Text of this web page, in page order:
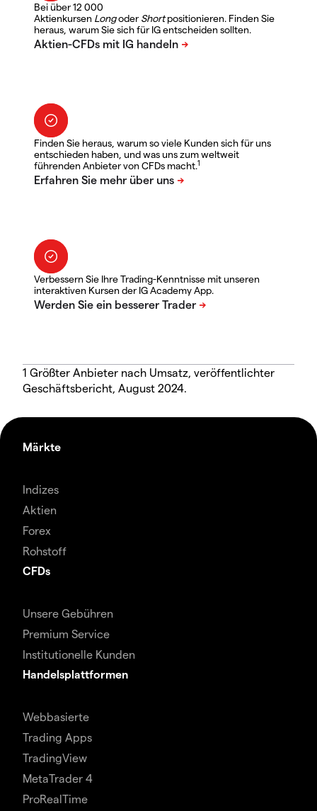
Bei über 12 000
Aktienkursen LongoderShortpositionieren. Finden Sie
heraus, warum Sie sich für IG entscheiden sollten.
Finden Sie heraus, warum so viele Kunden sich für uns
entschieden haben, und was uns zum weltweit
führenden Anbieter von CFDs macht.1
Verbessern Sie Ihre Trading-Kenntnisse mit unseren
interaktiven Kursen der IG Academy App.
1 Größter Anbieter nach Umsatz, veröffentlichter
Geschäftsbericht, August 2024.
Märkte
Indizes
Aktien
Forex
Rohstoff
CFDs
Unsere Gebühren
Premium Service
Institutionelle Kunden
Handelsplattformen
Webbasierte
Trading Apps
TradingView
MetaTrader 4
ProRealTime